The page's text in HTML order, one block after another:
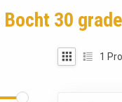
30
1